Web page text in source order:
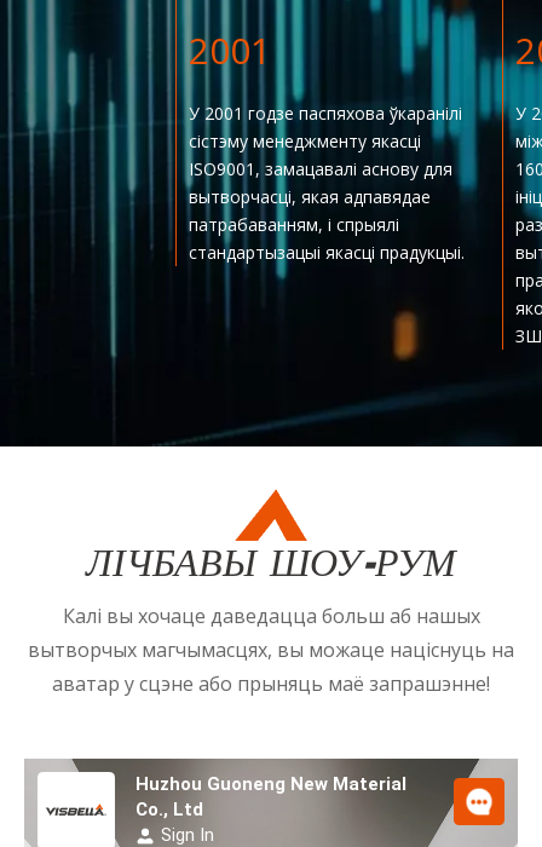
У 2001 годзе паспяхова ўкаранілі
сістэму менеджменту якасці
ISO9001, замацавалі аснову для
вытворчасці, якая адпавядае
патрабаванням, і спрыялі
стандартызацыі якасці прадукцыі.
2001
У
ЛІЧБАВЫ ШОУ-РУМ
Калі вы хочаце даведацца больш аб нашых
вытворчых магчымасцях, вы можаце націснуць на
аватар у сцэне або прыняць маё запрашэнне!